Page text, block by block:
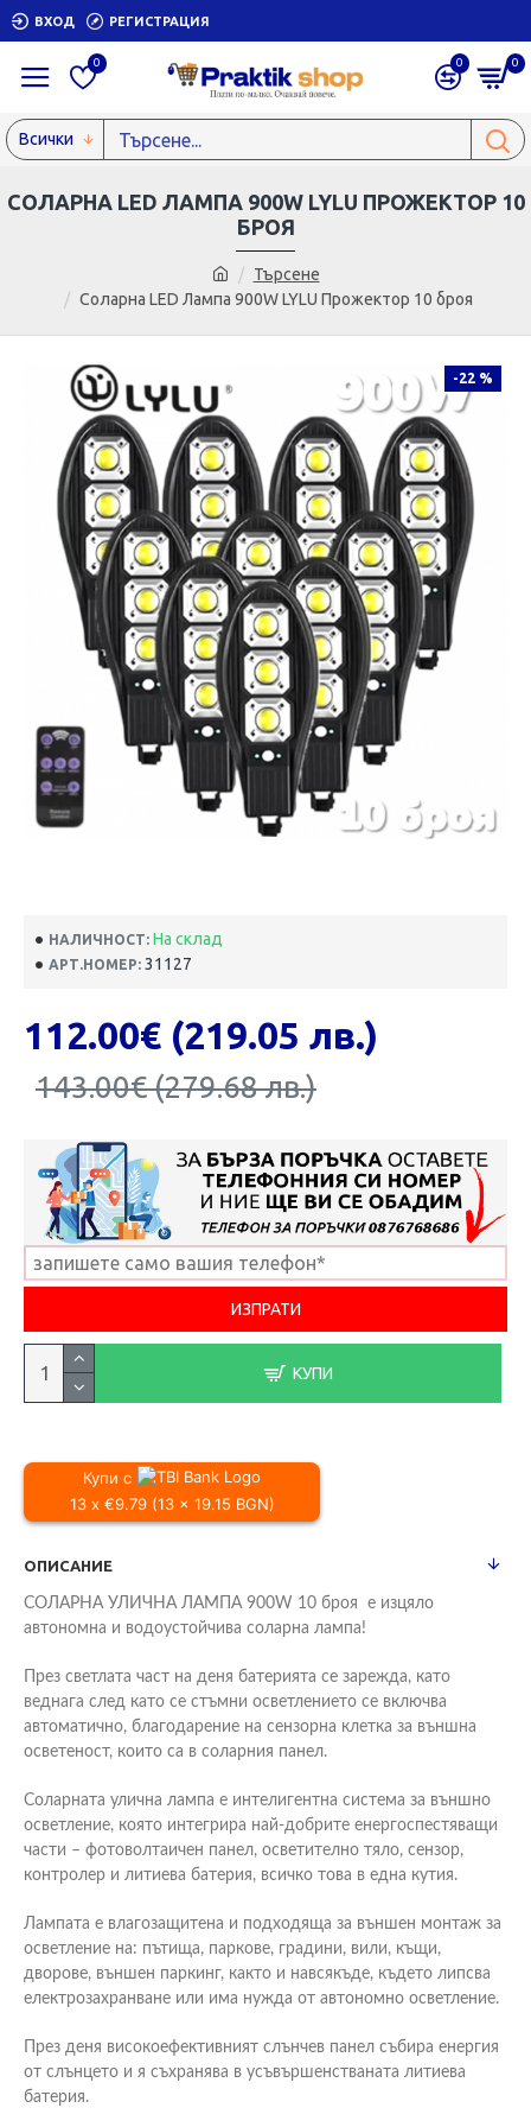
ВХОД РЕГИСТРАЦИЯ
0 0 0
Всички
Търсене
Соларна LED Лампа 900W LYLU Прожектор 10 броя
СОЛАРНА LED ЛАМПА 900W LYLU ПРОЖЕКТОР 10
БРОЯ
-22 %
НАЛИЧНОСТ: На склад
АРТ.НОМЕР: 31127
143.00€ (279.68 лв.)
112.00€ (219.05 лв.)
КУПИ
Купи с
13 x €9.79 (13 x 19.15 BGN)
ОПИСАНИЕ
СОЛАРНА УЛИЧНА ЛАМПА 900W 10 броя е изцяло
автономна и водоустойчива соларна лампа!
През светлата част на деня батерията се зарежда, като
веднага след като се стъмни осветлението се включва
автоматично, благодарение на сензорна клетка за външна
осветеност, които са в соларния панел.
Соларната улична лампа е интелигентна система за външно
осветление, която интегрира най-добрите енергоспестяващи
части – фотоволтаичен панел, осветително тяло, сензор,
контролер и литиева батерия, всичко това в една кутия.
Лампата е влагозащитена и подходяща за външен монтаж за
осветление на: пътища, паркове, градини, вили, къщи,
дворове, външен паркинг, както и навсякъде, където липсва
електрозахранване или има нужда от автономно осветление.
През деня високоефективният слънчев панел събира енергия
от слънцето и я съхранява в усъвършенстваната литиева
батерия.